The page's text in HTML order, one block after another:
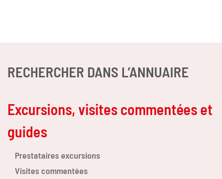
RECHERCHER DANS L’ANNUAIRE
Excursions, visites commentées et
guides
Prestataires excursions
Visites commentées